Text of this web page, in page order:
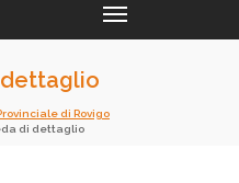
di Rovigo
di dettaglio